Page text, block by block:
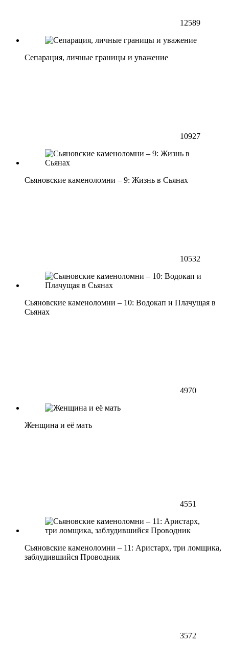
12589
Сепарация, личные границы и уважение
10927
Сьяновские каменоломни – 9: Жизнь в Сьянах
10532
Сьяновские каменоломни – 10: Водокап и Плачущая в
Сьянах
4970
Женщина и её мать
4551
Сьяновские каменоломни – 11: Аристарх, три ломщика,
заблудившийся Проводник
3572